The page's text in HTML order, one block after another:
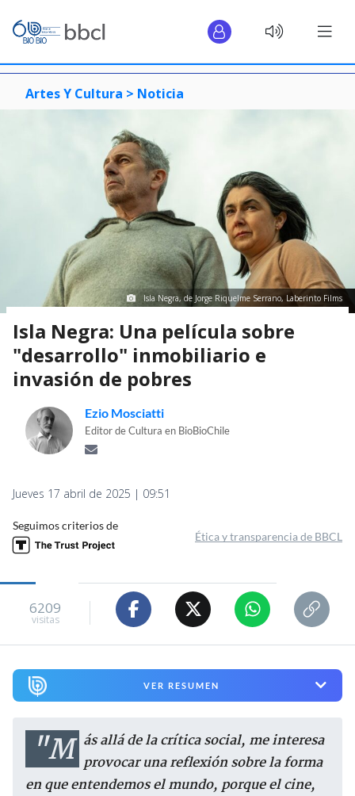
Artes Y Cultura > Noticia
Isla Negra, de Jorge Riquelme Serrano, Laberinto Films
Isla Negra: Una película sobre
"desarrollo" inmobiliario e
invasión de pobres
Ezio Mosciatti
Editor de Cultura en BioBioChile
Jueves 17 abril de 2025 | 09:51
Seguimos criterios de
Ética y transparencia de BBCL
6209
visitas
VER RESUMEN
"Más allá de la crítica social, me interesa provocar una reflexión sobre la forma
en que entendemos el mundo, porque el cine,